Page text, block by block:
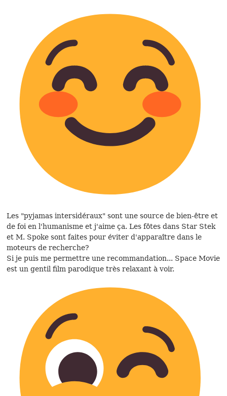
Les "pyjamas intersidéraux" sont une source de bien-être et
de foi en l'humanisme et j'aime ça. Les fôtes dans Star Stek
et M. Spoke sont faites pour éviter d'apparaître dans le
moteurs de recherche?
Si je puis me permettre une recommandation... Space Movie
est un gentil film parodique très relaxant à voir.